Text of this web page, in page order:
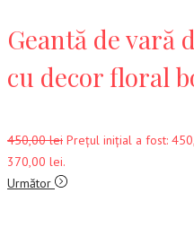
Geantă de vară
cu decor floral
450,00lei Prețul inițial a fost:
370,00 lei.
Următor